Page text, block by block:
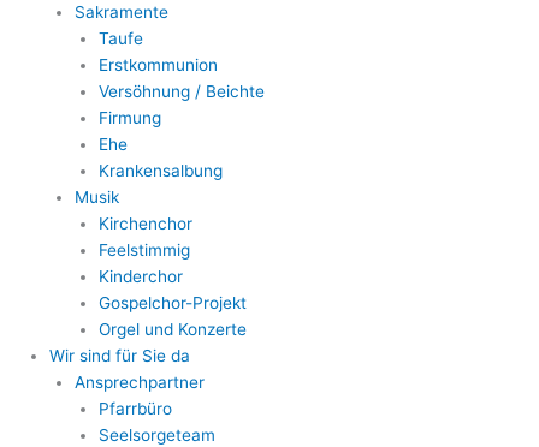
Sakramente
Taufe
Erstkommunion
Versöhnung / Beichte
Firmung
Ehe
Krankensalbung
Musik
Kirchenchor
Feelstimmig
Kinderchor
Gospelchor-Projekt
Orgel und Konzerte
Wir sind für Sie da
Ansprechpartner
Pfarrbüro
Seelsorgeteam